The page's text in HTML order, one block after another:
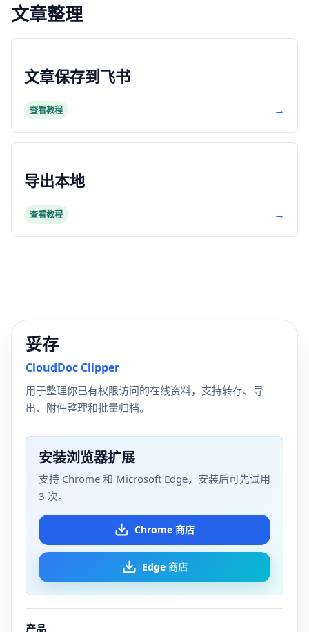
文章整理
文章保存到飞书
查看教程 →
导出本地
查看教程 →
妥存
CloudDoc Clipper
用于整理你已有权限访问的在线资料，支持转存、导
出、附件整理和批量归档。
安装浏览器扩展
支持 Chrome 和 Microsoft Edge，安装后可先试用
3 次。
Chrome 商店
Edge 商店
产品